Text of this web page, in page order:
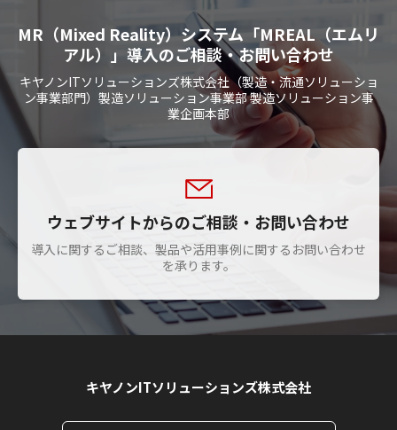
MR（Mixed Reality）システム「MREAL（エムリ
アル）」導入のご相談・お問い合わせ
キヤノンITソリューションズ株式会社（製造・流通ソリューショ
ン事業部門）製造ソリューション事業部 製造ソリューション事
業企画本部
ウェブサイトからのご相談・お問い合わせ
導入に関するご相談、製品や活用事例に関するお問い合わせ
を承ります。
キヤノンITソリューションズ株式会社